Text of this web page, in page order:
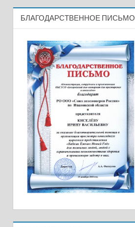
БЛАГОДАРСТВЕННОЕ ПИСЬМО